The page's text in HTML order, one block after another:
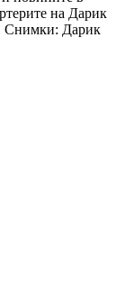
на Дарик
Снимки: Дарик